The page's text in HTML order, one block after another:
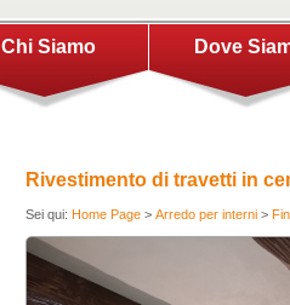
Chi Siamo Dove
Rivestimento di travetti in
Sei qui: Home Page > Arredo per interni >